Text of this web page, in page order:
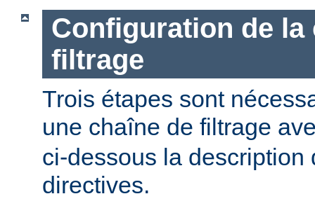
Configuration de la
filtrage
Trois étapes sont
une chaîne de filtrage
ci-dessous la description
directives.